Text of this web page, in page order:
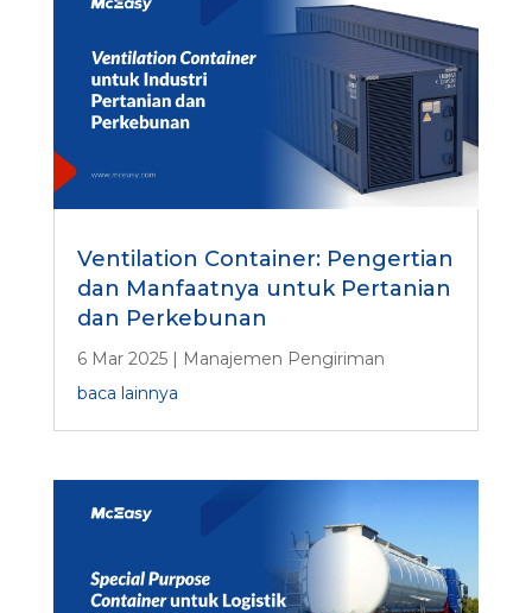
Ventilation Container: Pengertian
dan Manfaatnya untuk Pertanian
dan Perkebunan
6 Mar 2025| Manajemen Pengiriman
baca lainnya